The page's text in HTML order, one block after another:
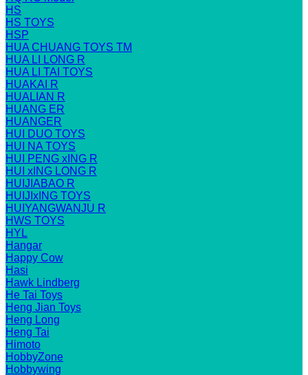
HS
HS TOYS
HSP
HUA CHUANG TOYS TM
HUA LI LONG R
HUA LI TAI TOYS
HUAKAI R
HUALIAN R
HUANG ER
HUANGER
HUI DUO TOYS
HUI NA TOYS
HUI PENG xING R
HUI xING LONG R
HUIJIABAO R
HUIJIxING TOYS
HUIYANGWANJU R
HWS TOYS
HYL
Hangar
Happy Cow
Hasi
Hawk Lindberg
He Tai Toys
Heng Jian Toys
Heng Long
Heng Tai
Himoto
HobbyZone
Hobbywing